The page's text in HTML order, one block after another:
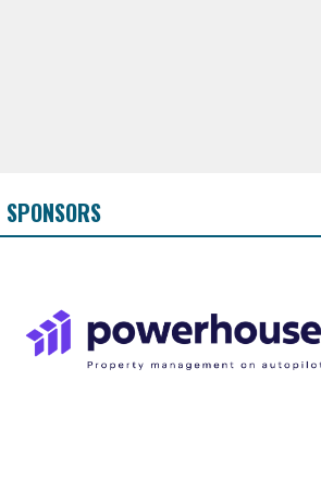
wedstrijdkosten, en ook ijstijd. De
SPONSORS